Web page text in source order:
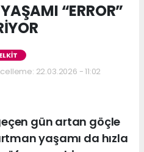
“ERROR”
22.03.2026 - 11:02
gün artan göçle
yaşamı da hızla